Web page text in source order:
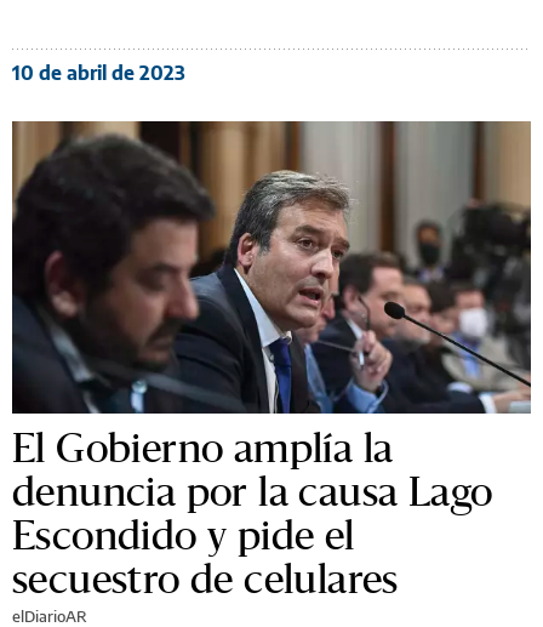
10 de abril de 2023
El Gobierno amplía la
denuncia por la causa Lago
Escondido y pide el
secuestro de celulares
elDiarioAR